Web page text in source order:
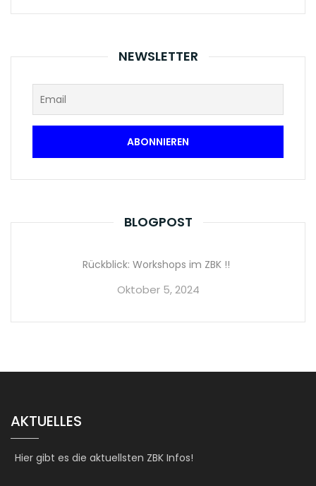
NEWSLETTER
BLOGPOST
Rückblick: Workshops im ZBK !!
Oktober 5, 2024
AKTUELLES
Hier gibt es die aktuellsten ZBK Infos!